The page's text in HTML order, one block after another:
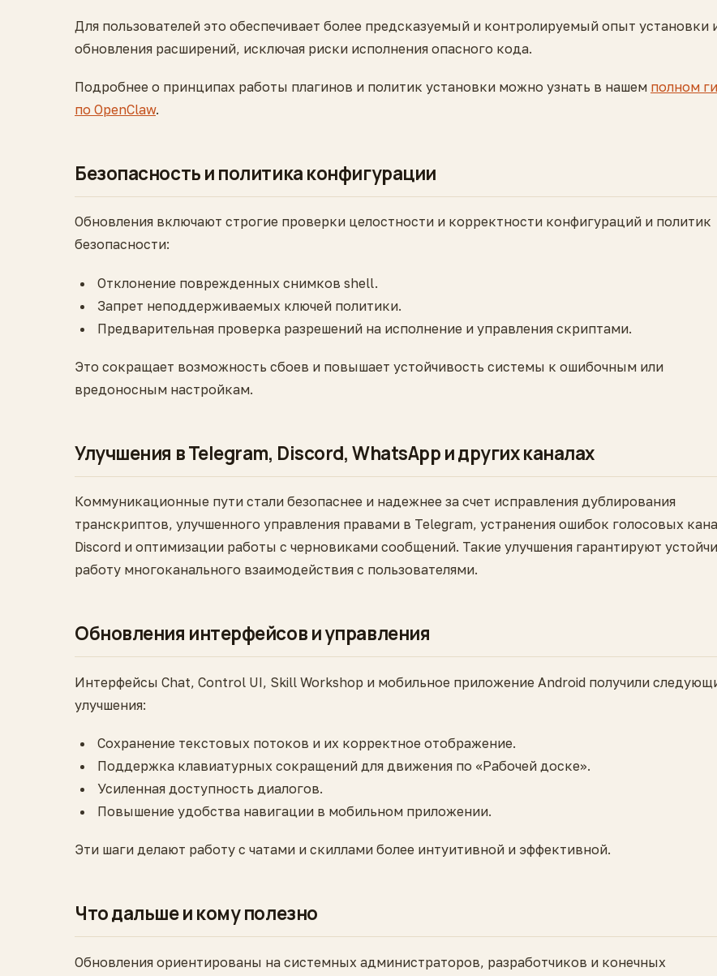
Для пользователей это обеспечивает более предсказуемый и контролируемый опыт установки
обновления расширений, исключая риски исполнения опасного кода.
Подробнее о принципах работы плагинов и политик установки можно узнать в нашем полном
по OpenClaw.
Безопасность и политика конфигурации
Обновления включают строгие проверки целостности и корректности конфигураций и политик
безопасности:
Отклонение поврежденных снимков shell.
Запрет неподдерживаемых ключей политики.
Предварительная проверка разрешений на исполнение и управления скриптами.
Это сокращает возможность сбоев и повышает устойчивость системы к ошибочным или
вредоносным настройкам.
Улучшения в Telegram, Discord, WhatsApp и других каналах
Коммуникационные пути стали безопаснее и надежнее за счет исправления дублирования
транскриптов, улучшенного управления правами в Telegram, устранения ошибок голосовых
Discord и оптимизации работы с черновиками сообщений. Такие улучшения гарантируют
работу многоканального взаимодействия с пользователями.
Обновления интерфейсов и управления
Интерфейсы Chat, Control UI, Skill Workshop и мобильное приложение Android получили
улучшения:
Сохранение текстовых потоков и их корректное отображение.
Поддержка клавиатурных сокращений для движения по «Рабочей доске».
Усиленная доступность диалогов.
Повышение удобства навигации в мобильном приложении.
Эти шаги делают работу с чатами и скиллами более интуитивной и эффективной.
Что дальше и кому полезно
Обновления ориентированы на системных администраторов, разработчиков и конечных